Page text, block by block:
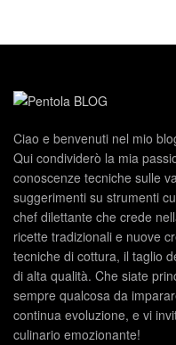
Ciao e benvenuti nel mio
Qui condividerò la mia
conoscenze tecniche sulle
suggerimenti su strumenti
chef dilettante che crede
ricette tradizionali e nuove
tecniche di cottura, il taglio
di alta qualità. Che siate
sempre qualcosa da
continua evoluzione, e vi
culinario emozionante!